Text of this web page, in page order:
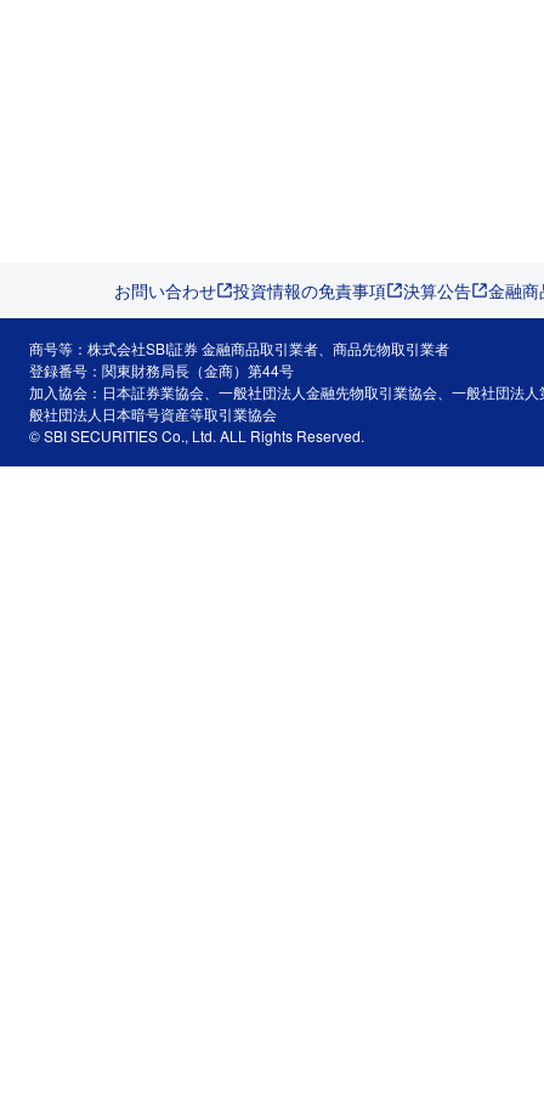
お問い合わせ 投資情報の免責事項 決算公告 金融
商号等：株式会社SBI証券 金融商品取引業者、商品先物取引業者
登録番号：関東財務局長（金商）第44号
加入協会：日本証券業協会、一般社団法人金融先物取引業協会、一般社団法
般社団法人日本暗号資産等取引業協会
© SBI SECURITIES Co., Ltd. ALL Rights Reserved.